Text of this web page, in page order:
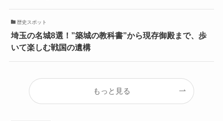
歴史スポット
埼玉の名城8選！”築城の教科書”から現存御殿まで、歩
いて楽しむ戦国の遺構
もっと見る